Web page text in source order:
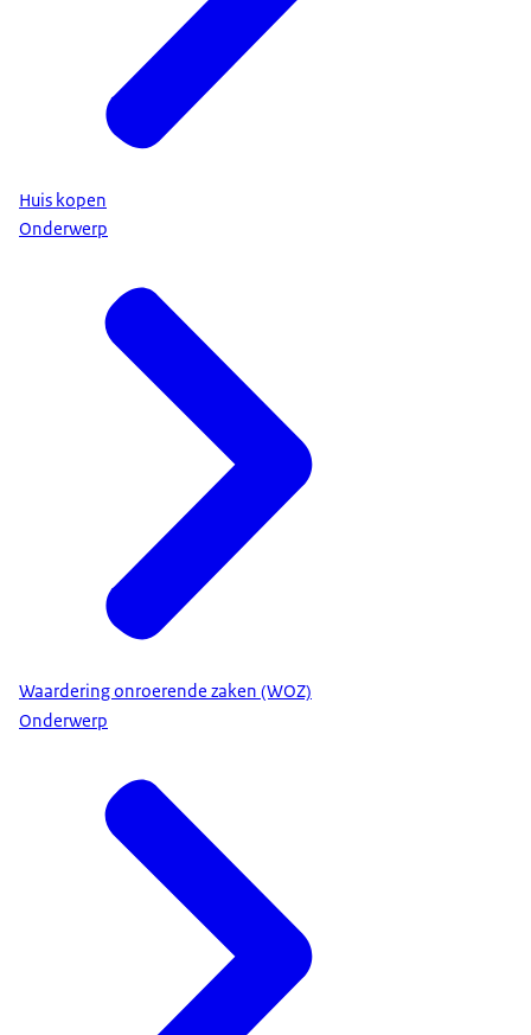
Huis kopen
Onderwerp
Waardering onroerende zaken (WOZ)
Onderwerp